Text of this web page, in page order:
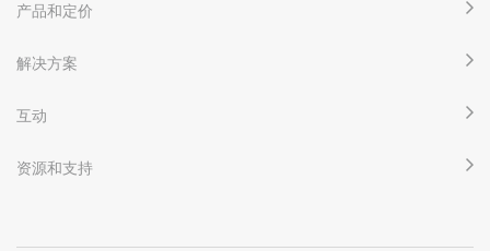
产品和定价
解决方案
互动
资源和支持